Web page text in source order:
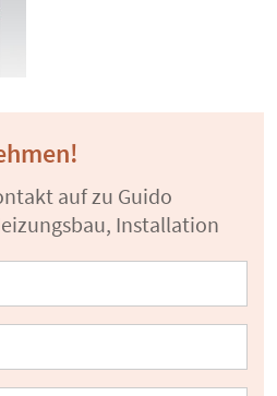
auf zu Guido
Installation